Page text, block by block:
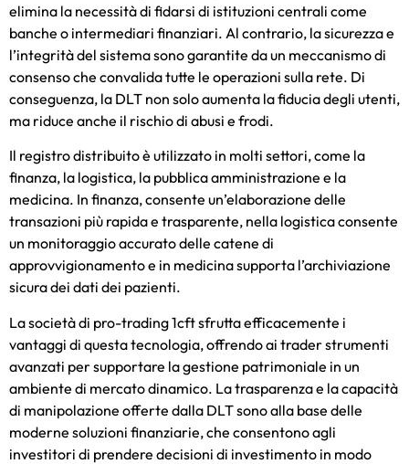
elimina la necessità di fidarsi di istituzioni centrali come
banche o intermediari finanziari. Al contrario, la sicurezza e
l’integrità del sistema sono garantite da un meccanismo di
consenso che convalida tutte le operazioni sulla rete. Di
conseguenza, la DLT non solo aumenta la fiducia degli utenti,
ma riduce anche il rischio di abusi e frodi.
Il registro distribuito è utilizzato in molti settori, come la
finanza, la logistica, la pubblica amministrazione e la
medicina. In finanza, consente un’elaborazione delle
transazioni più rapida e trasparente, nella logistica consente
un monitoraggio accurato delle catene di
approvvigionamento e in medicina supporta l’archiviazione
sicura dei dati dei pazienti.
La società di pro-trading 1cftsfrutta efficacemente i
vantaggi di questa tecnologia, offrendo ai trader strumenti
avanzati per supportare la gestione patrimoniale in un
ambiente di mercato dinamico. La trasparenza e la capacità
di manipolazione offerte dalla DLT sono alla base delle
moderne soluzioni finanziarie, che consentono agli
investitori di prendere decisioni di investimento in modo